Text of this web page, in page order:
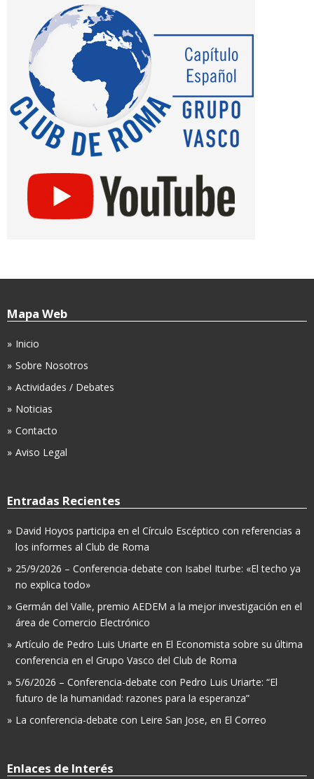
Mapa Web
Inicio
Sobre Nosotros
Actividades / Debates
Noticias
Contacto
Aviso Legal
Entradas Recientes
David Hoyos participa en el Círculo Escéptico con referencias a
los informes al Club de Roma
25/9/2026 – Conferencia-debate con Isabel Iturbe: «El techo ya
no explica todo»
Germán del Valle, premio AEDEM a la mejor investigación en el
área de Comercio Electrónico
Artículo de Pedro Luis Uriarte en El Economista sobre su última
conferencia en el Grupo Vasco del Club de Roma
5/6/2026 – Conferencia-debate con Pedro Luis Uriarte: “El
futuro de la humanidad: razones para la esperanza”
La conferencia-debate con Leire San Jose, en El Correo
Enlaces de Interés